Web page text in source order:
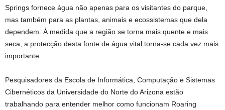
Springs fornece água não apenas para os visitantes do parque,
mas também para as plantas, animais e ecossistemas que dela
dependem. À medida que a região se torna mais quente e mais
seca, a protecção desta fonte de água vital torna-se cada vez mais
importante.
Pesquisadores da Escola de Informática, Computação e Sistemas
Cibernéticos da Universidade do Norte do Arizona estão
trabalhando para entender melhor como funcionam Roaring